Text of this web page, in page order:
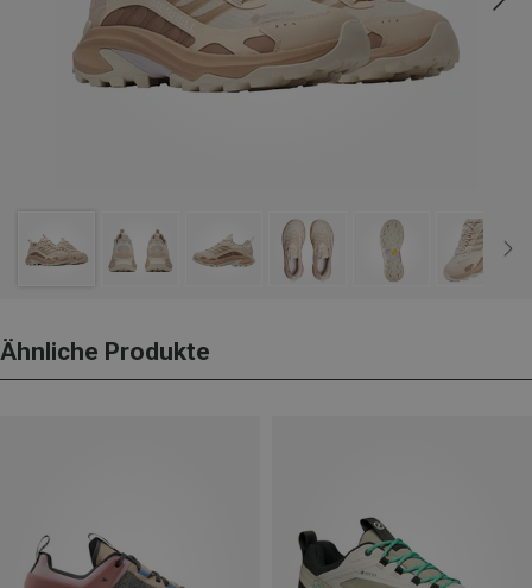
Ähnliche Produkte